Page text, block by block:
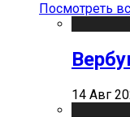
Посмотреть
14 Авг